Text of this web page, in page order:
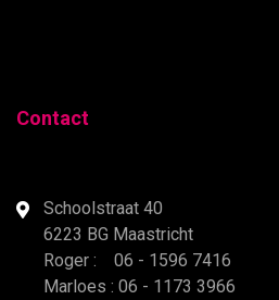
Contact
Schoolstraat 40
6223 BG Maastricht
Roger : 06 - 1596 7416
Marloes : 06 - 1173 3966